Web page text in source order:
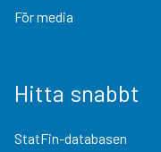
För media
Hitta snabbt
StatFin-databasen